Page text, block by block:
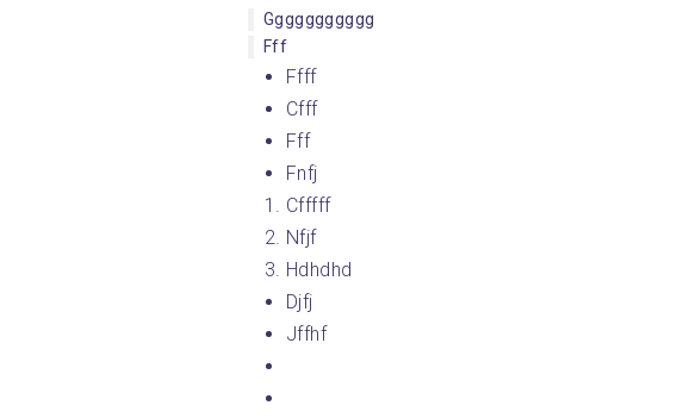
Ggggggggggg
Fff
Ffff
Cfff
Fff
Fnfj
Cfffff
Nfjf
Hdhdhd
Djfj
Jffhf